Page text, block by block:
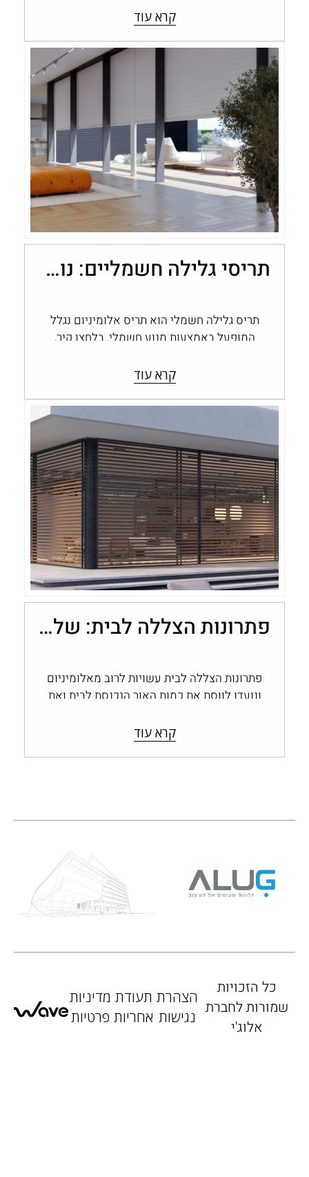
ובחשיפה לחוץ. תריסי אלומיניום…
קרא עוד
תריסי גלילה חשמליים: נוחות, שליטה ובקרת אור בבית
תריס גלילה חשמלי הוא תריס אלומיניום נגלל
המופעל באמצעות מנוע חשמלי, בלחצן קיר,
קרא עוד
פתרונות הצללה לבית: שליטה בכמות האור עם מערכות אלומיניום
פתרונות הצללה לבית עשויות לרוב מאלומיניום
ונועדו לווסת את כמות האור הנכנסת לבית ואת
קרא עוד
כל הזכויות
שמורות לחברת
אלוג'י
הצהרת
נגישות
תעודת
אחריות
מדיניות
פרטיות